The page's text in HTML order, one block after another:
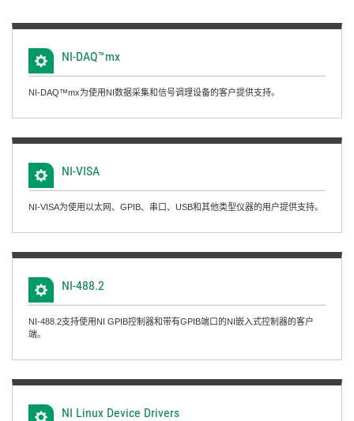
NI-DAQ™mx
NI-DAQ™mx为使用NI数据采集和信号调理设备的客户提供支持。
NI-VISA
NI-VISA为使用以太网、GPIB、串口、USB和其他类型仪器的用户提供支持。
NI-488.2
NI-488.2支持使用NI GPIB控制器和带有GPIB端口的NI嵌入式控制器的客户
端。
NI Linux Device Drivers